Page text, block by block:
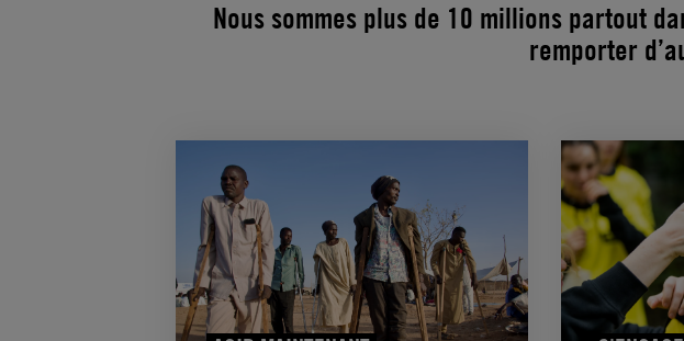
Nous sommes plus de 10 millions partout
remporter